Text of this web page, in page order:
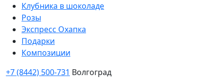
Клубника в шоколаде
Розы
Экспресс Охапка
Подарки
Композиции
+7 (8442) 500-731 Волгоград